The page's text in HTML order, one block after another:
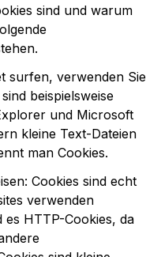
sind und warum
surfen, verwenden Sie
beispielsweise
und Microsoft
kleine Text-Dateien
man Cookies.
Cookies sind echt
verwenden
es HTTP-Cookies, da